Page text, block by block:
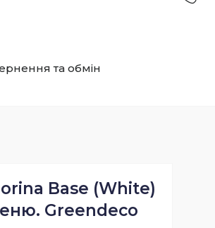
та обмін
Base (White)
Greendeco